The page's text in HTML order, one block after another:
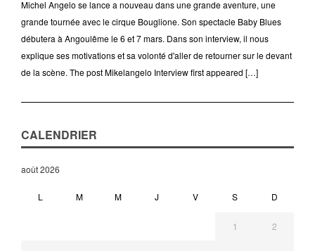
Michel Angelo se lance a nouveau dans une grande aventure, une
grande tournée avec le cirque Bouglione. Son spectacle Baby Blues
débutera à Angoulême le 6 et 7 mars. Dans son interview, il nous
explique ses motivations et sa volonté d'aller de retourner sur le devant
de la scène. The post Mikelangelo Interview first appeared […]
CALENDRIER
août 2026
L M M J V S D
1 2